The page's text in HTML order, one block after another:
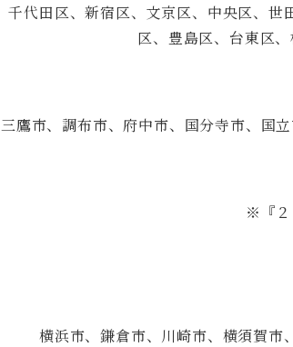
千代田区、新宿区、文京区、中央区、
区、豊島区、台東区
三鷹市、調布市、府中市、国分寺市、国
※『２
横浜市、鎌倉市、川崎市、横須賀市